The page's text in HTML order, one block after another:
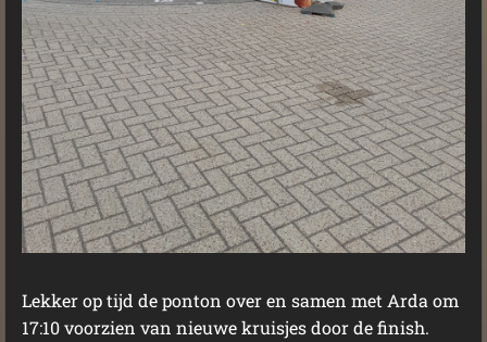
Lekker op tijd de ponton over en samen met Arda om
17:10 voorzien van nieuwe kruisjes door de finish.